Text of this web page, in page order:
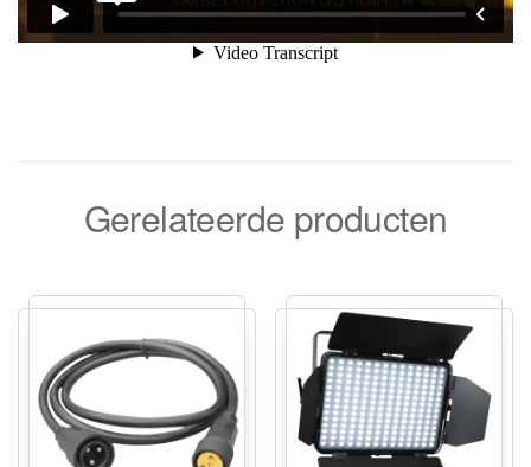
Gerelateerde producten